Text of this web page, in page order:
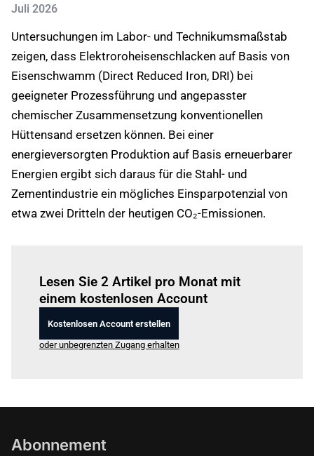
Juli 2026
Untersuchungen im Labor- und Technikumsmaßstab
zeigen, dass Elektroroheisenschlacken auf Basis von
Eisenschwamm (Direct Reduced Iron, DRI) bei
geeigneter Prozessführung und angepasster
chemischer Zusammensetzung konventionellen
Hüttensand ersetzen können. Bei einer
energieversorgten Produktion auf Basis erneuerbarer
Energien ergibt sich daraus für die Stahl- und
Zementindustrie ein mögliches Einsparpotenzial von
etwa zwei Dritteln der heutigen CO₂-Emissionen.
Lesen Sie 2 Artikel pro Monat mit
einem kostenlosen Account
Kostenlosen Account erstellen
oder unbegrenzten Zugang erhalten
Abonnement